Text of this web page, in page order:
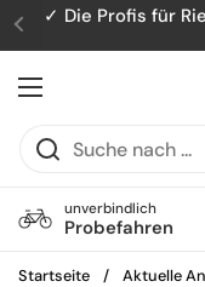
Zum Inhalt springen
Zurück
✓ Die Profis für
Menü öffnen
unverbindlich
Probefahren
Startseite / Aktuelle